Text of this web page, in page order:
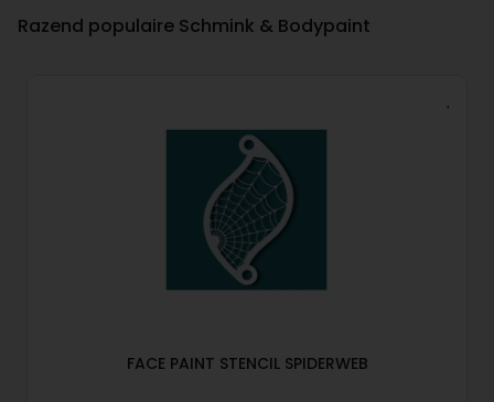
Razend populaire Schmink & Bodypaint
FACE PAINT STENCIL SPIDERWEB